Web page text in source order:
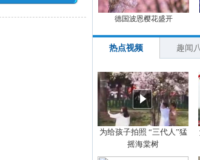
德国波恩樱花盛开
热点视频 趣闻
为给孩子拍照 “三代人”猛
摇海棠树